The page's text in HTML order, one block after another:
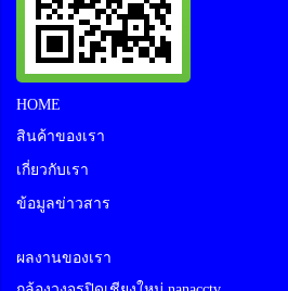
HOME
สินค้าของเรา
เกี่ยวกับเรา
ข้อมูลข่าวสาร
ผลงานของเรา